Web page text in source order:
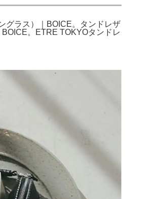
グラス）｜BOICE。タンドレザ
。ETRE TOKYOタンドレ